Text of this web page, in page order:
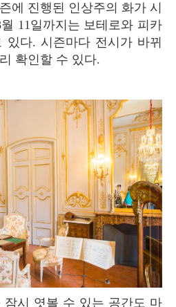
11일까지는 보테로와 피카
있다. 시즌마다 전시가 바뀌
확인할 수 있다.